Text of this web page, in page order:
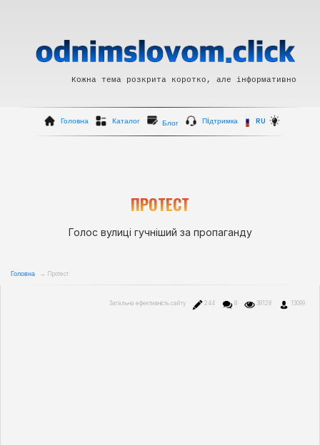
Кожна тема розкрита коротко, але інформативно
Головна Каталог Блог Пiдтримка RU
ПРОТЕСТ
Голос вулиці гучніший за пропаганду
Головна → Протест
Загальна ефективність сайту 244 8 38128 13099